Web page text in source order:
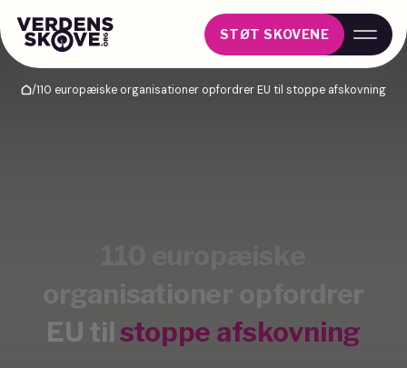
STØT SKOVENE
Hjem/110 europæiske organisationer opfordrer EU til stoppe afskovning
organisationer opfordrer
EU tilstoppe afskovning